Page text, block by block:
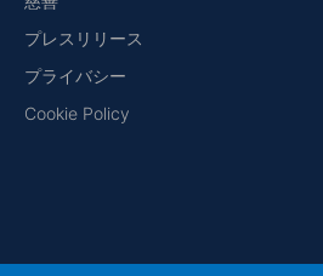
プレスリリース
プライバシー
Cookie Policy